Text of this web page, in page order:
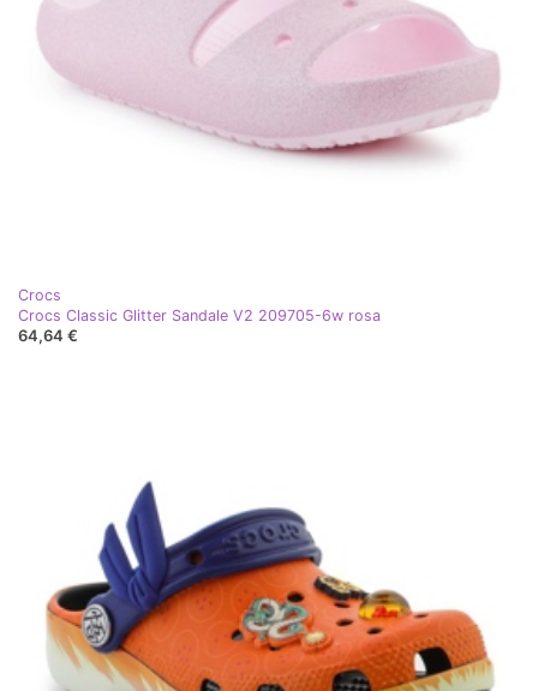
Crocs
Crocs Classic Glitter Sandale V2 209705-6w rosa
64,64 €